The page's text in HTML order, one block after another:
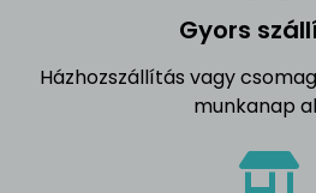
Gyors
Házhozszállítás vagy
munkanap